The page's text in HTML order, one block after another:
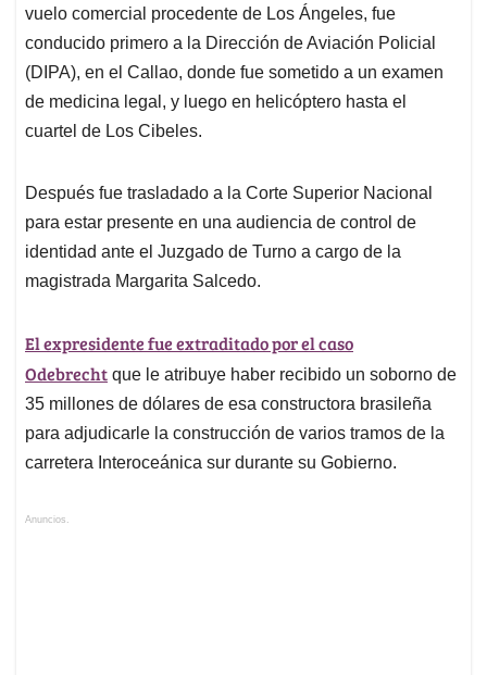
vuelo comercial procedente de Los Ángeles, fue
conducido primero a la Dirección de Aviación Policial
(DIPA), en el Callao, donde fue sometido a un examen
de medicina legal, y luego en helicóptero hasta el
cuartel de Los Cibeles.
Después fue trasladado a la Corte Superior Nacional
para estar presente en una audiencia de control de
identidad ante el Juzgado de Turno a cargo de la
magistrada Margarita Salcedo.
El expresidente fue extraditado por el caso
Odebrecht que le atribuye haber recibido un soborno de
35 millones de dólares de esa constructora brasileña
para adjudicarle la construcción de varios tramos de la
carretera Interoceánica sur durante su Gobierno.
Anuncios.